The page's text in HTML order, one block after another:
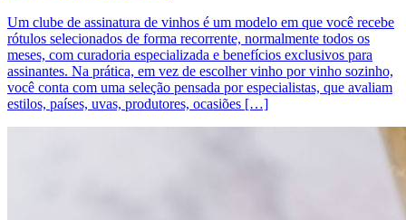
Um clube de assinatura de vinhos é um modelo em que você recebe
rótulos selecionados de forma recorrente, normalmente todos os
meses, com curadoria especializada e benefícios exclusivos para
assinantes. Na prática, em vez de escolher vinho por vinho sozinho,
você conta com uma seleção pensada por especialistas, que avaliam
estilos, países, uvas, produtores, ocasiões […]